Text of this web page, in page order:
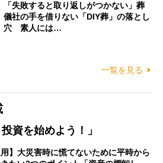
「失敗すると取り返しがつかない」葬
儀社の手を借りない「DIY葬」の落とし
穴 素人には…
一覧を見る
資を始めよう！」
用】大災害時に慌てないために平時から